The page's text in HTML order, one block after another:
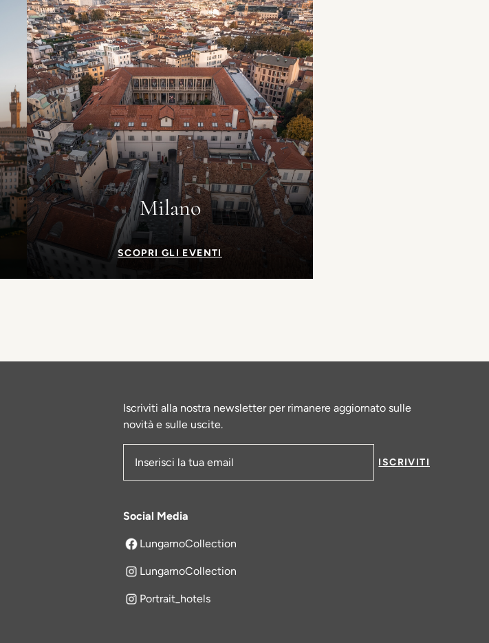
Milano
SCOPRI GLI EVENTI
Iscriviti alla nostra newsletter per rimanere aggiornato sulle
novità e sulle uscite.
Indirizzo e-mail
ISCRIVITI
Social Media
LungarnoCollection
si apre in una nuova scheda
LungarnoCollection
Portrait_hotels